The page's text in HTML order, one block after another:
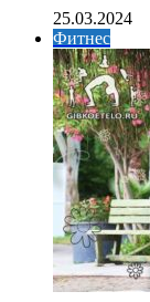
25.03.2024
Фитнес